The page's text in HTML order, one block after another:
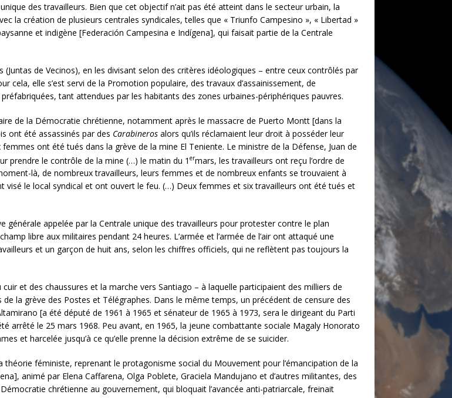
des travailleurs. Bien que cet objectif n’ait pas été atteint dans le secteur urbain, la
la création de plusieurs centrales syndicales, telles que « Triunfo Campesino », « Libertad »
et indigène [Federación Campesina e Indígena], qui faisait partie de la Centrale
de Vecinos), en les divisant selon des critères idéologiques – entre ceux contrôlés par
elle s’est servi de la Promotion populaire, des travaux d’assainissement, de
tant attendues par les habitants des zones urbaines-périphériques pauvres.
de la Démocratie chrétienne, notamment après le massacre de Puerto Montt [dans la
ont été assassinés par des Carabineros alors qu’ils réclamaient leur droit à posséder leur
ont été tués dans la grève de la mine El Teniente. Le ministre de la Défense, Juan de
prendre le contrôle de la mine (…) le matin du 1 ermars, les travailleurs ont reçu l’ordre de
là, de nombreux travailleurs, leurs femmes et de nombreux enfants se trouvaient à
visé le local syndical et ont ouvert le feu. (…) Deux femmes et six travailleurs ont été tués et
générale appelée par la Centrale unique des travailleurs pour protester contre le plan
libre aux militaires pendant 24 heures. L’armée et l’armée de l’air ont attaqué une
et un garçon de huit ans, selon les chiffres officiels, qui ne reflètent pas toujours la
et des chaussures et la marche vers Santiago – à laquelle participaient des milliers de
la grève des Postes et Télégraphes. Dans le même temps, un précédent de censure des
[a été député de 1961 à 1965 et sénateur de 1965 à 1973, sera le dirigeant du Parti
arrêté le 25 mars 1968. Peu avant, en 1965, la jeune combattante sociale Magaly Honorato
et harcelée jusqu’à ce qu’elle prenne la décision extrême de se suicider.
théorie féministe, reprenant le protagonisme social du Mouvement pour l’émancipation de la
animé par Elena Caffarena, Olga Poblete, Graciela Mandujano et d’autres militantes, des
chrétienne au gouvernement, qui bloquait l’avancée anti-patriarcale, freinait